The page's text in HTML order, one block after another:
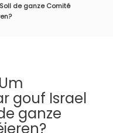
de ganze Comité
gouf Israel
ganze